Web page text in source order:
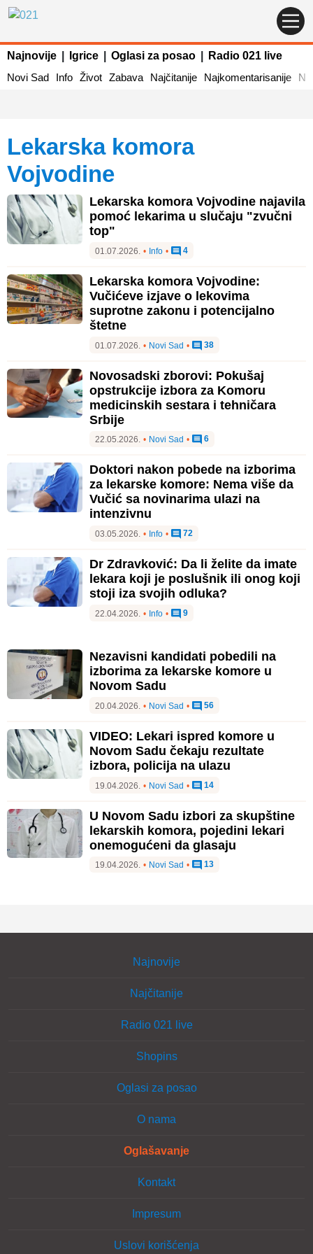
Najnovije Igrice Oglasi za posao
Radio 021 live
Novi Sad
Info Život Zabava Najčitanije Najkomentarisanije
Lekarska komora
Vojvodine
Lekarska komora Vojvodine najavila
pomoć lekarima u slučaju "zvučni
top"
01.07.2026. • Info • 4
Lekarska komora Vojvodine:
Vučićeve izjave o lekovima
suprotne zakonu i potencijalno
štetne
01.07.2026. • Novi Sad • 38
Novosadski zborovi: Pokušaj
opstrukcije izbora za Komoru
medicinskih sestara i tehničara
Srbije
22.05.2026. • Novi Sad • 6
Doktori nakon pobede na izborima
za lekarske komore: Nema više da
Vučić sa novinarima ulazi na
intenzivnu
03.05.2026. • Info • 72
Dr Zdravković: Da li želite da imate
lekara koji je poslušnik ili onog koji
stoji iza svojih odluka?
22.04.2026. • Info • 9
Nezavisni kandidati pobedili na
izborima za lekarske komore u
Novom Sadu
20.04.2026. • Novi Sad • 56
VIDEO: Lekari ispred komore u
Novom Sadu čekaju rezultate
izbora, policija na ulazu
19.04.2026. • Novi Sad • 14
U Novom Sadu izbori za skupštine
lekarskih komora, pojedini lekari
onemogućeni da glasaju
19.04.2026. • Novi Sad • 13
Najnovije
Najčitanije
Radio 021 live
Shopins
Oglasi za posao
O nama
Oglašavanje
Kontakt
Impresum
Uslovi korišćenja